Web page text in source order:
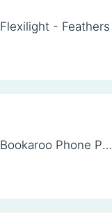
Flexilight - Feathers
Bookaroo Phone Pocket - Brown